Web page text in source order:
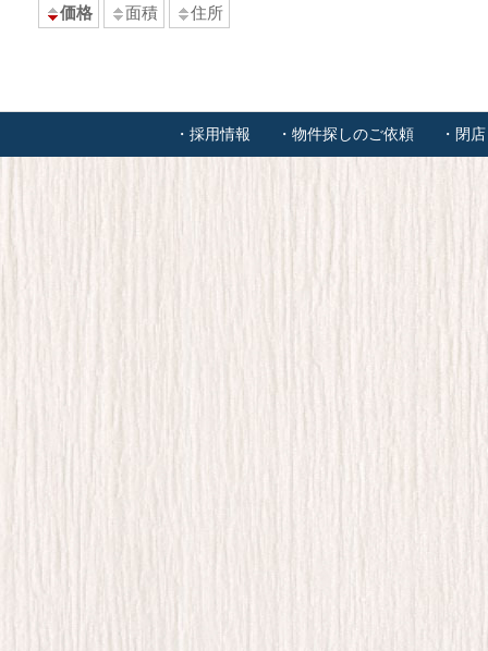
価格 面積 住所
・採用情報 ・物件探しのご依頼 ・閉